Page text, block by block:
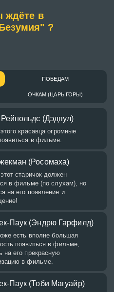
ждёте в
?
ПОБЕДАМ
ОЧКАМ (ЦАРЬ ГОРЫ)
(Дэдпул)
красавца огромные
в фильме.
(Росомаха)
старичок должен
в фильме (по слухам), но
на его появление и
Паук (Эндрю Гарфилд)
есть вполне большая
появиться в фильме,
на его прекрасную
в фильме.
Паук (Тоби Магуайр)